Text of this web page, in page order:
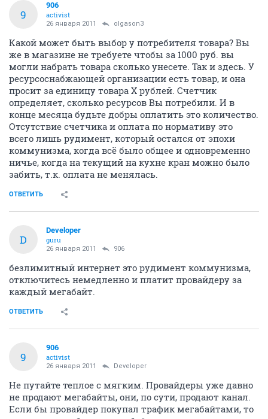
9
906
activist
26 января 2011 olgason3
Какой может быть выбор у потребителя товара? Вы
же в магазине не требуете чтобы за 1000 руб. вы
могли набрать товара сколько унесете. Так и здесь. У
ресурсоснабжающей организации есть товар, и она
просит за единицу товара Х рублей. Счетчик
определяет, сколько ресурсов Вы потребили. И в
конце месяца будьте добры оплатить это количество.
Отсутствие счетчика и оплата по нормативу это
всего лишь рудимент, который остался от эпохи
коммунизма, когда всё было общее и одновременно
ничье, когда на текущий на кухне кран можно было
забить, т.к. оплата не менялась.
ОТВЕТИТЬ
D
Developer
guru
26 января 2011 906
безлимитный интернет это рудимент коммунизма,
отключитесь немедленно и платит провайдеру за
каждый мегабайт.
ОТВЕТИТЬ
9
906
activist
26 января 2011 Developer
Не путайте теплое с мягким. Провайдеры уже давно
не продают мегабайты, они, по сути, продают канал.
Если бы провайдер покупал трафик мегабайтами, то